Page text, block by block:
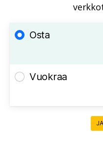
Osta
Vuokraa